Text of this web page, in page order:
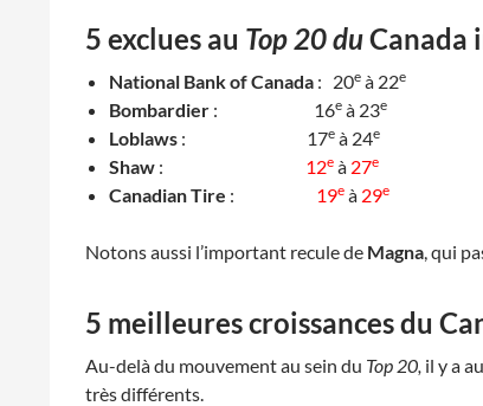
5 exclues au Top 20 duCanada
National Bank of Canada : 20e à 22e
Bombardier : 16e à 23e
Loblaws : 17e à 24e
Shaw : 12e à 27e
Canadian Tire : 19e à 29e
Notons aussi l’important recule de Magna , qui
5 meilleures croissances du
Au-delà du mouvement au sein du Top 20, il y a
très différents.